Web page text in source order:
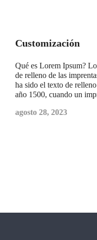
Customización
Qué es Lorem Ipsum?
de relleno de las
ha sido el texto de
año 1500, cuando un
agosto 28, 2023